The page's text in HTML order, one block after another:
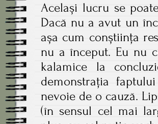
Același lucru se
Dacă nu a avut un
așa cum conștiința
nu a început. Eu nu
kalamice la
demonstrația
nevoie de o cauză.
(în sensul cel mai